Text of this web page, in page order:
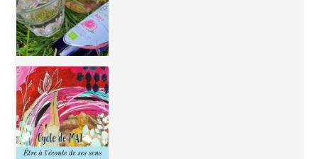
Inhabit your body and understand its